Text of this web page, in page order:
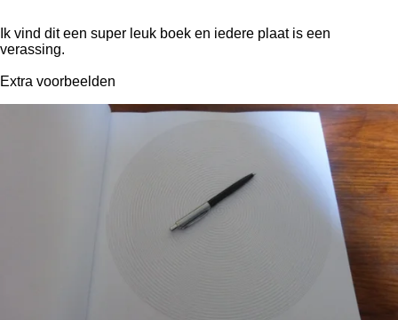
Ik vind dit een super leuk boek en iedere plaat is een
verassing.
Extra voorbeelden